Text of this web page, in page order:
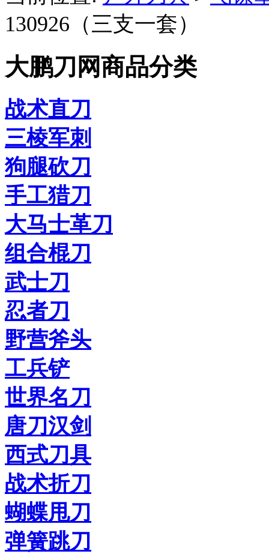
130926（三支一套）
大鹏刀网商品分类
战术直刀
三棱军刺
狗腿砍刀
手工猎刀
大马士革刀
组合棍刀
武士刀
忍者刀
野营斧头
工兵铲
世界名刀
唐刀汉剑
西式刀具
战术折刀
蝴蝶甩刀
弹簧跳刀